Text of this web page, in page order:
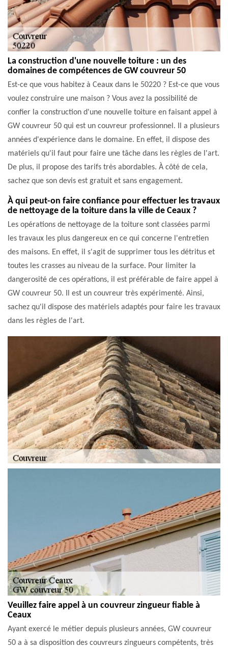
La construction d'une nouvelle toiture : un des
domaines de compétences de GW couvreur 50
Est-ce que vous habitez à Ceaux dans le 50220 ? Est-ce que vous
voulez construire une maison ? Vous avez la possibilité de
confier la construction d'une nouvelle toiture en faisant appel à
GW couvreur 50 qui est un couvreur professionnel. Il a plusieurs
années d'expérience dans le domaine. En effet, il dispose des
matériels qu'il faut pour faire une tâche dans les règles de l'art.
De plus, il propose des tarifs très abordables. À côté de cela,
sachez que son devis est gratuit et sans engagement.
À qui peut-on faire confiance pour effectuer les travaux
de nettoyage de la toiture dans la ville de Ceaux ?
Les opérations de nettoyage de la toiture sont classées parmi
les travaux les plus dangereux en ce qui concerne l'entretien
des maisons. En effet, il s'agit de supprimer tous les détritus et
toutes les crasses au niveau de la surface. Pour limiter la
dangerosité de ces opérations, il est préférable de faire appel à
GW couvreur 50. Il est un couvreur très expérimenté. Ainsi,
sachez qu'il dispose des matériels adaptés pour faire les travaux
dans les règles de l'art.
Veuillez faire appel à un couvreur zingueur fiable à
Ceaux
Ayant exercé le métier depuis plusieurs années, GW couvreur
50 a à sa disposition des couvreurs zingueurs compétents, très